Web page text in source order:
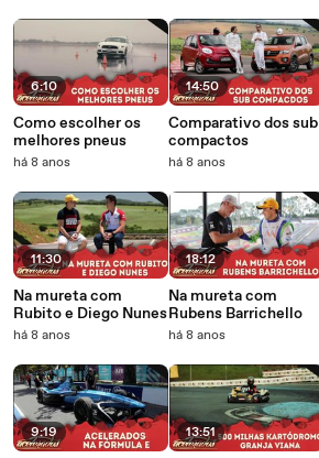
6:10
Como escolher os
melhores pneus
há 8 anos
11:30
Na mureta com
Rubito e Diego Nunes
há 8 anos
9:19
14:50
Comparativo dos sub
compactos
há 8 anos
18:12
Na mureta com
Rubens Barrichello
há 8 anos
13:51